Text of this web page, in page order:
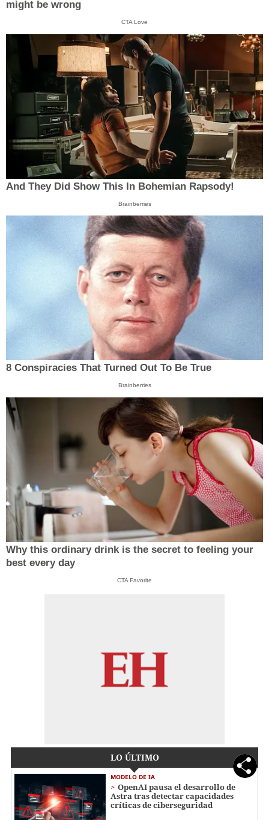
might be wrong
CTA Love
And They Did Show This In Bohemian Rapsody!
Brainberries
8 Conspiracies That Turned Out To Be True
Brainberries
Why this ordinary drink is the secret to feeling your
best every day
CTA Favorite
LO ÚLTIMO
MODELO DE IA
OpenAI pausa el desarrollo de
Astra tras detectar capacidades
críticas de ciberseguridad